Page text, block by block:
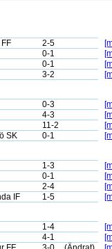
2-5
0-1
0-1
3-2
0-3
4-3
11-2
SK 0-1
1-3
0-1
2-4
IF 1-5
1-4
4-1